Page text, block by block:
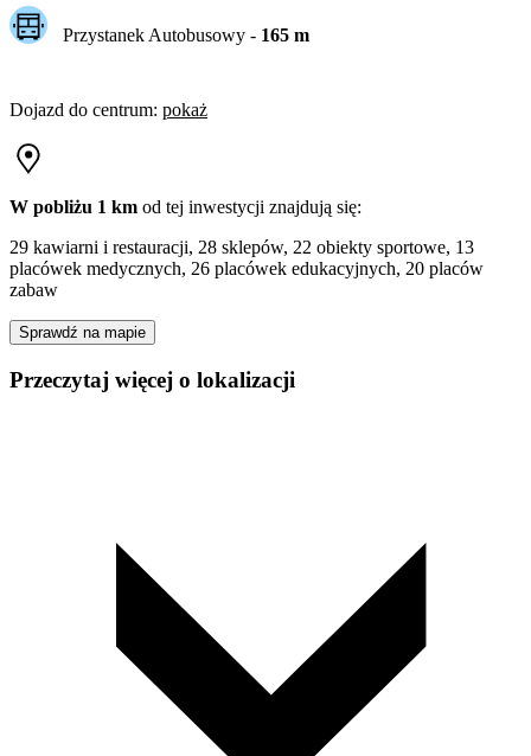
Przystanek Autobusowy - 165m
Dojazd do centrum: pokaż
W pobliżu 1 km od tej inwestycji znajdują się:
29 kawiarni i restauracji, 28 sklepów, 22 obiekty sportowe, 13
placówek medycznych, 26 placówek edukacyjnych, 20 placów
zabaw
Sprawdź na mapie
Przeczytaj więcej o lokalizacji